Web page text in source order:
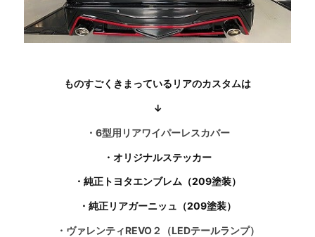
ものすごくきまっているリアのカスタムは
↓
・6型用リアワイパーレスカバー
・オリジナルステッカー
・純正トヨタエンブレム（209塗装）
・純正リアガーニッュ（209塗装）
・ヴァレンティREVO２（LEDテールランプ）